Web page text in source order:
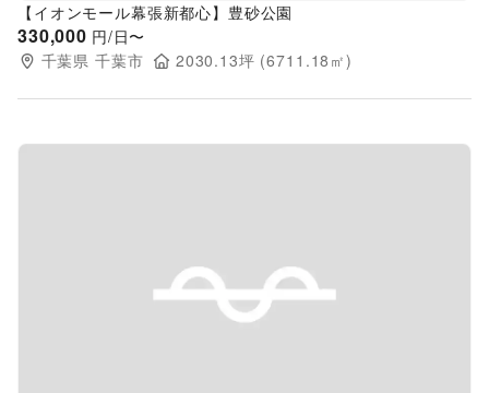
【イオンモール幕張新都心】豊砂公園
330,000 円/日〜
千葉県 千葉市 2030.13坪 (6711.18 ㎡)
Previous slide